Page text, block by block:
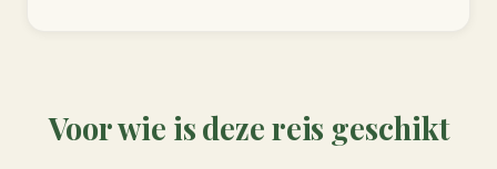
Voor wie is deze reis geschikt